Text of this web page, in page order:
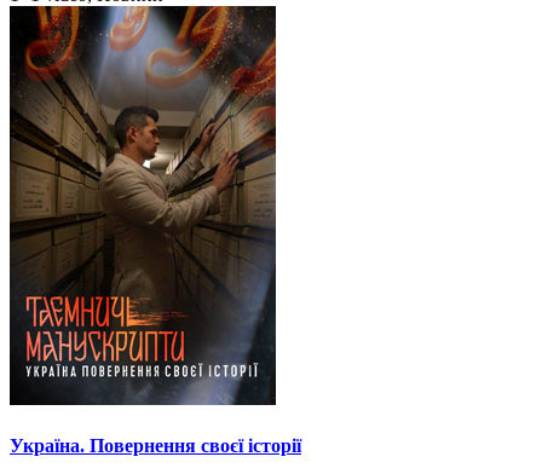
Україна. Повернення своєї історії